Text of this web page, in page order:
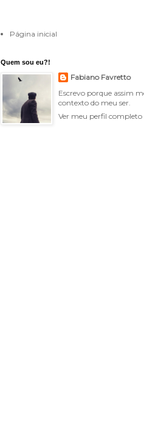
Página inicial
Quem sou eu?!
Fabiano Favretto
Escrevo porque assim
contexto do meu ser.
Ver meu perfil completo